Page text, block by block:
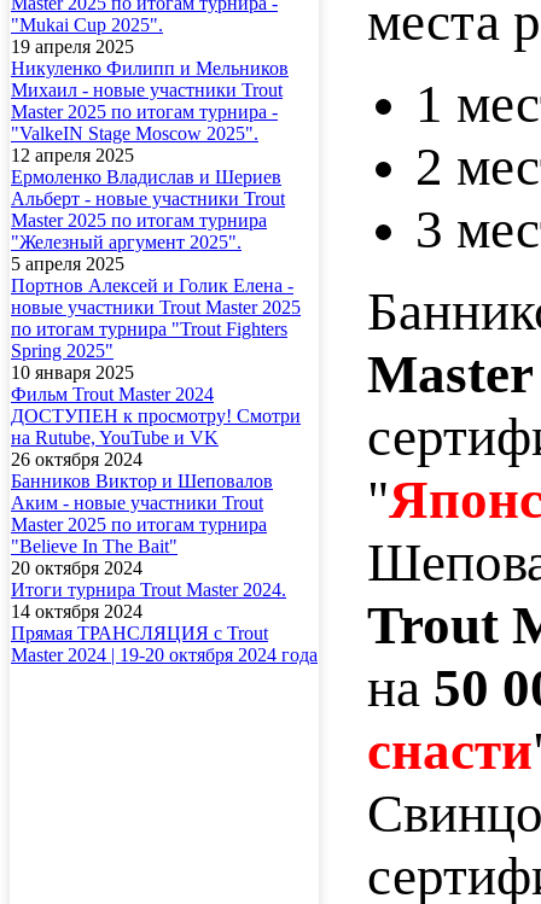
"Mukai Cup 2025".
19 апреля 2025
Никуленко Филипп и Мельников
Михаил - новые участники Trout
Master 2025 по итогам турнира -
"ValkeIN Stage Moscow 2025".
12 апреля 2025
Ермоленко Владислав и Шериев
Альберт - новые участники Trout
Master 2025 по итогам турнира
"Железный аргумент 2025".
5 апреля 2025
Портнов Алексей и Голик Елена -
новые участники Trout Master 2025
по итогам турнира "Trout Fighters
Spring 2025"
10 января 2025
Фильм Trout Master 2024
ДОСТУПЕН к просмотру! Смотри
на Rutube, YouTube и VK
26 октября 2024
Банников Виктор и Шеповалов
Аким - новые участники Trout
Master 2025 по итогам турнира
"Believe In The Bait"
20 октября 2024
Итоги турнира Trout Master 2024.
14 октября 2024
Прямая ТРАНСЛЯЦИЯ с Trout
Master 2024 | 19-20 октября 2024 года
места
1
2
3
Master
"
Trout
на 50
снасти